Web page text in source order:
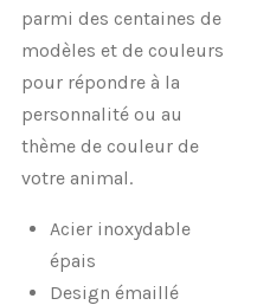
parmi des centaines de
modèles et de couleurs
pour répondre à la
personnalité ou au
thème de couleur de
votre animal.
Acier inoxydable
épais
Design émaillé